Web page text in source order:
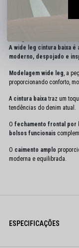
DESCRIÇÃO COMPLETA
A wide leg cintura baixa é
moderno, despojado e
Modelagem wide leg , a
proporcionando conforto,
A cintura baixatraz um
tendências do denim atual.
O fechamento frontal por
bolsos funcionais
O caimento amplo
moderna e equilibrada.
ESPECIFICAÇÕES